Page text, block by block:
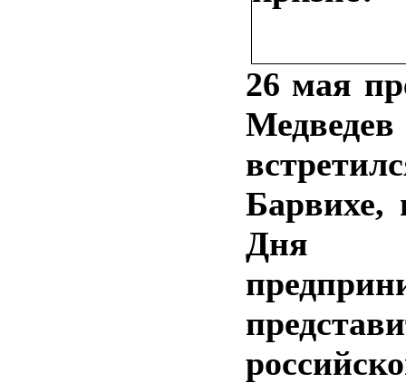
26 мая
Медведев
Барвихе,
Дня